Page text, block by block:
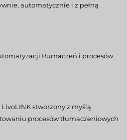
automatycznie i z pełną
tłumaczeń i procesów
stworzony z myślą
procesów tłumaczeniowych